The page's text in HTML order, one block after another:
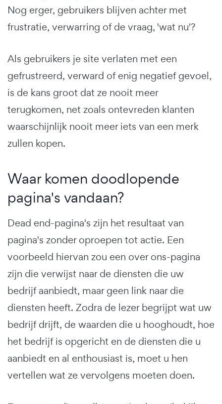
Nog erger, gebruikers blijven achter met
frustratie, verwarring of de vraag, 'wat nu'?
Als gebruikers je site verlaten met een
gefrustreerd, verward of enig negatief gevoel,
is de kans groot dat ze nooit meer
terugkomen, net zoals ontevreden klanten
waarschijnlijk nooit meer iets van een merk
zullen kopen.
Waar komen doodlopende
pagina's vandaan?
Dead end-pagina's zijn het resultaat van
pagina's zonder oproepen tot actie. Een
voorbeeld hiervan zou een over ons-pagina
zijn die verwijst naar de diensten die uw
bedrijf aanbiedt, maar geen link naar die
diensten heeft. Zodra de lezer begrijpt wat uw
bedrijf drijft, de waarden die u hooghoudt, hoe
het bedrijf is opgericht en de diensten die u
aanbiedt en al enthousiast is, moet u hen
vertellen wat ze vervolgens moeten doen.